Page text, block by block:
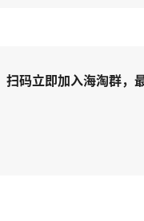
扫码立即加入海淘群，